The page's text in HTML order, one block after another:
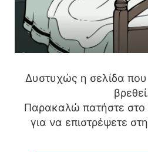
Δυστυχώς η σελίδα που
Παρακαλώ πατήστε
για να επιστρέψετε